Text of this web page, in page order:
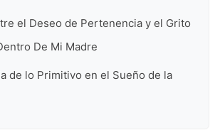
el Deseo de Pertenencia y el Grito
De Mi Madre
de lo Primitivo en el Sueño de la